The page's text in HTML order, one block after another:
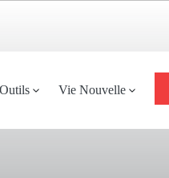
Outils Vie Nouvelle